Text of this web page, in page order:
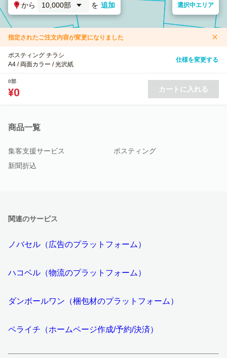
から 10,000部 を 追加 選択中エリア
指定されたご注文内容が変更になりました
ポスティング チラシ
A4 / 両面カラー / 光沢紙
仕様を変更する
0部
¥0 カートに入れる
商品一覧
集客支援サービス
ポスティング
新聞折込
関連のサービス
ノバセル（広告のプラットフォーム）
ハコベル（物流のプラットフォーム）
ダンボールワン（梱包材のプラットフォーム）
ペライチ（ホームページ作成/予約/決済）